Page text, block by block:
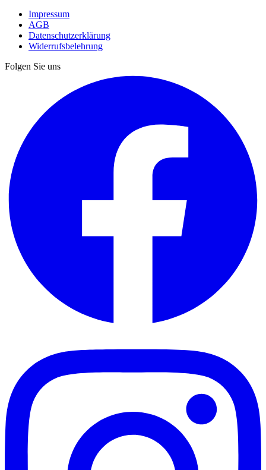
Impressum
AGB
Datenschutzerklärung
Widerrufsbelehrung
Folgen Sie uns